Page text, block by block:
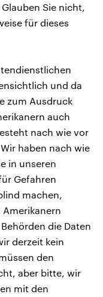
Sie nicht,
für dieses
und da
zum Ausdruck
auch
nach wie vor
haben nach wie
in unseren
Gefahren
machen,
die Daten
derzeit kein
den
aber bitte, wir
mit den